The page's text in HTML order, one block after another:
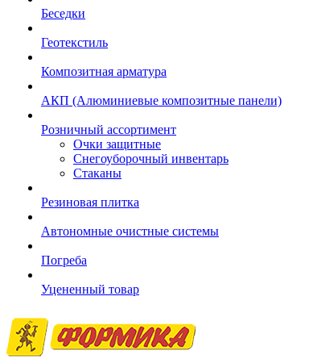
Беседки
Геотекстиль
Композитная арматура
АКП (Алюминиевые композитные панели)
Розничный ассортимент
Очки защитные
Снегоуборочный инвентарь
Стаканы
Резиновая плитка
Автономные очистные системы
Погреба
Уцененный товар